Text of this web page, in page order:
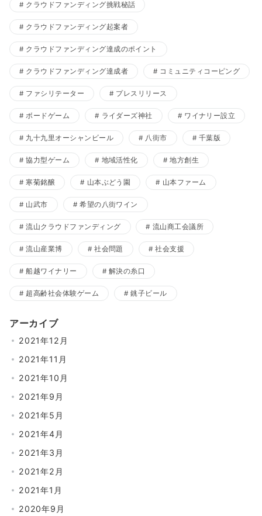
クラウドファンディング挑戦秘話
クラウドファンディング起案者
クラウドファンディング達成のポイント
クラウドファンディング達成者 コミュニティコーピング
ファシリテーター プレスリリース
ボードゲーム ライダーズ神社 ワイナリー設立
九十九里オーシャンビール 八街市 千葉版
協力型ゲーム 地域活性化 地方創生
寒菊銘醸 山本ぶどう園 山本ファーム
山武市 希望の八街ワイン
流山クラウドファンディング 流山商工会議所
流山産業博 社会問題 社会支援
船越ワイナリー 解決の糸口
超高齢社会体験ゲーム 銚子ビール
アーカイブ
2021年12月
2021年11月
2021年10月
2021年9月
2021年5月
2021年4月
2021年3月
2021年2月
2021年1月
2020年9月